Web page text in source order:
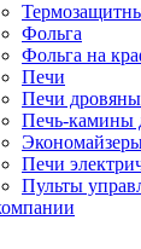
Фольга
Фольга на
Печи
Печи
Печь-камины
Печи
Пульты